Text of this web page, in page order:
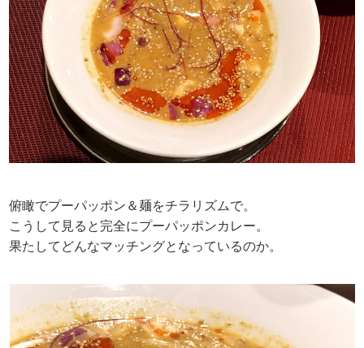
俯瞰でプーパッポン＆麺をチラリズムで。
こうして見ると完全にプーパッポンカレー。
果たしてどんなマッチングとなっているのか。